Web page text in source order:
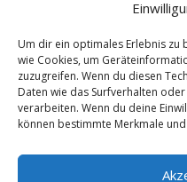
Um dir ein optimales Erlebnis zu
wie Cookies, um
zuzugreifen. Wenn du diesen
Daten wie das Surfverhalten
verarbeiten. Wenn du deine
können bestimmte Merkmale
Impressum
📮 Newsletter
Wissen für deine